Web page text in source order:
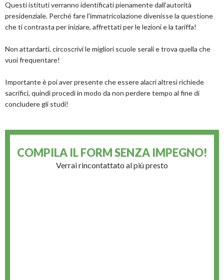
Questi istituti verranno identificati pienamente dall'autorità
presidenziale. Perché fare l'immatricolazione divenisse la questione
che ti contrasta per iniziare, affrettati per le lezioni e la tariffa!
Non attardarti, circoscrivi le migliori scuole serali e trova quella che
vuoi frequentare!
Importante è poi aver presente che essere alacri altresì richiede
sacrifici, quindi procedi in modo da non perdere tempo al fine di
concludere gli studi!
COMPILA IL FORMSENZA IMPEGNO!
Verrai rincontattato al più presto